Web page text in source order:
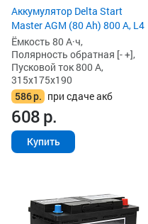
Аккумулятор Delta Start
Master AGM (80 Ah) 800 А, L4
Ёмкость 80 А·ч,
Полярность обратная [- +],
Пусковой ток 800 А,
315x175x190
586р. при сдаче акб
608р.
Купить